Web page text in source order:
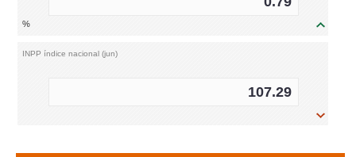
Margen financiero (ago)